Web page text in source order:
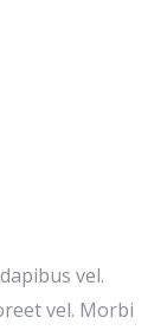
vel.
vel. Morbi